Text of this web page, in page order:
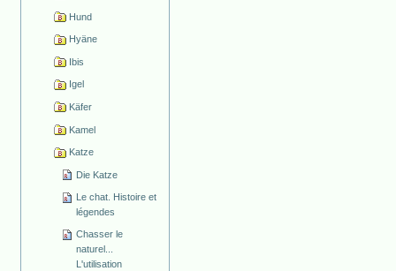
Hund
Hyäne
Ibis
Igel
Käfer
Kamel
Katze
Die Katze
Le chat. Histoire et
légendes
Chasser le
naturel...
L'utilisation